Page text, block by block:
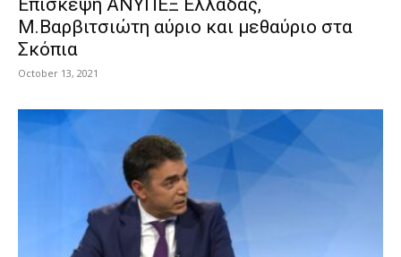
Επίσκεψη ΑΝΥΠΕΞ Ελλάδας,
Μ.Βαρβιτσιώτη αύριο και μεθαύριο στα
Σκόπια
October 13, 2021